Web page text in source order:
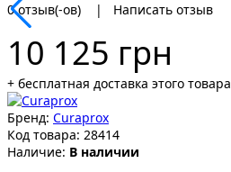
0 отзыв(-ов) | Написать отзыв
10 125 грн
+ бесплатная доставка этого товара
Бренд: Curaprox
Код товара: 28414
Наличие: В наличии